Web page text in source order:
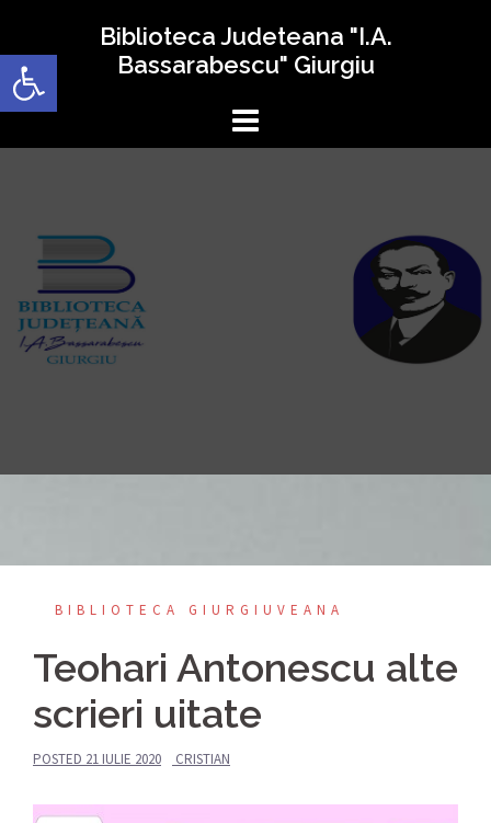
Deschide bara de unelte
conținut
Biblioteca Judeteana "I.A.
Bassarabescu" Giurgiu
BIBLIOTECA GIURGIUVEANA
Teohari Antonescu alte
scrieri uitate
POSTED 21 IULIE 2020 CRISTIAN